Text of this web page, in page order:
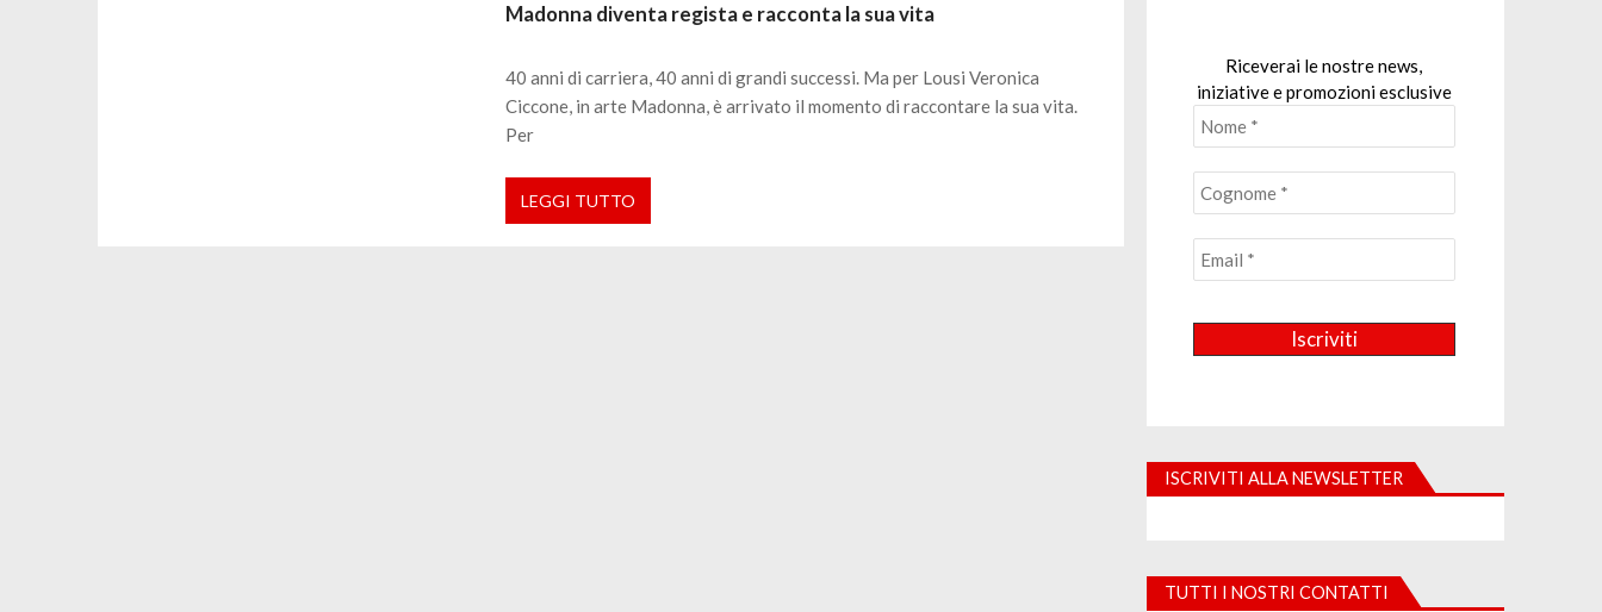
Madonna diventa regista e racconta la sua vita
40 anni di carriera, 40 anni di grandi successi. Ma per Lousi Veronica
Ciccone, in arte Madonna, è arrivato il momento di raccontare la sua vita.
Per
LEGGI TUTTO
Riceverai le nostre news,
iniziative e promozioni esclusive
ISCRIVITI ALLA NEWSLETTER
TUTTI I NOSTRI CONTATTI